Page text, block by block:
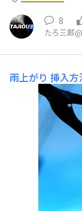
8
たろ三郎
雨上がり 挿入方